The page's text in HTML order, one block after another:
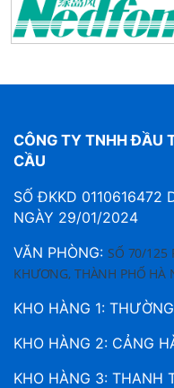
CÔNG TY TNHH ĐẦU
CẦU
SỐ ĐKKD 0110616472
NGÀY 29/01/2024
VĂN PHÒNG: SỐ 70/125
KHƯƠNG, THÀNH PHỐ HÀ
KHO HÀNG 1:
KHO HÀNG 2: CẢNG
KHO HÀNG 3: THANH